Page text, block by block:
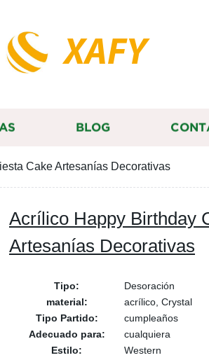
XAFY
BLOG
Cake Artesanías Decorativas
Acrílico Happy Birthday
Artesanías Decorativas
Tipo:
Desoración
material:
acrílico, Crystal
Tipo Partido:
cumpleaños
Adecuado para:
cualquiera
Estilo:
Western